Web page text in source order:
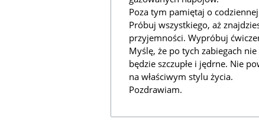
Poza tym pamiętaj o
Próbuj wszystkiego, aż
przyjemności. Wypróbuj
Myślę, że po tych zabiegach nie
będzie szczupłe i jędrne. Nie
na właściwym stylu życia.
Pozdrawiam.